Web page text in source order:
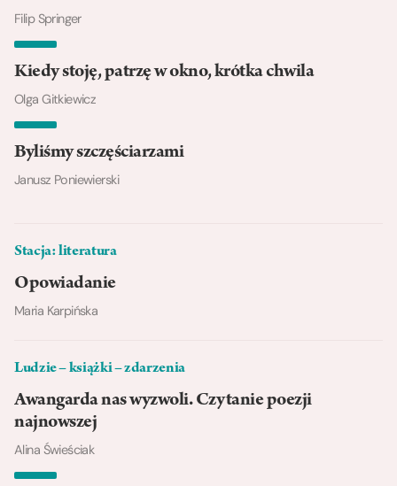
Filip Springer
Kiedy stoję, patrzę w okno, krótka chwila
Olga Gitkiewicz
Byliśmy szczęściarzami
Janusz Poniewierski
Stacja: literatura
Opowiadanie
Maria Karpińska
Ludzie – książki – zdarzenia
Awangarda nas wyzwoli. Czytanie poezji
najnowszej
Alina Świeściak